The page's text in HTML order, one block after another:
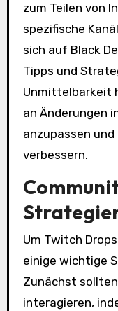
zum Teilen von
spezifische
sich auf Black
Tipps und
Unmittelbarkeit
an Änderungen
anzupassen
verbessern.
Um Twitch
einige wichtige
Zunächst
interagieren,